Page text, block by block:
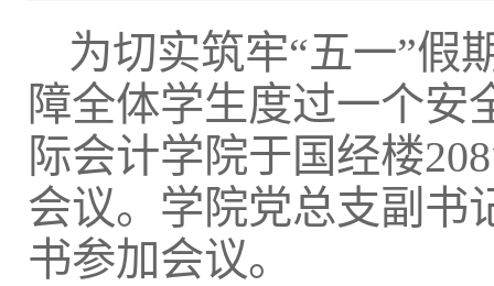
为切实筑牢“五一”假
障全体学生度过一个安
际会计学院于国经楼
会议。学院党总支副书
书参加会议。